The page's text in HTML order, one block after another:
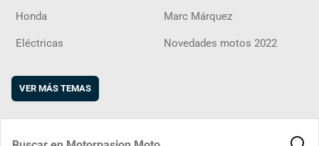
Honda Marc Márquez
Eléctricas Novedades motos 2022
VER MÁS TEMAS